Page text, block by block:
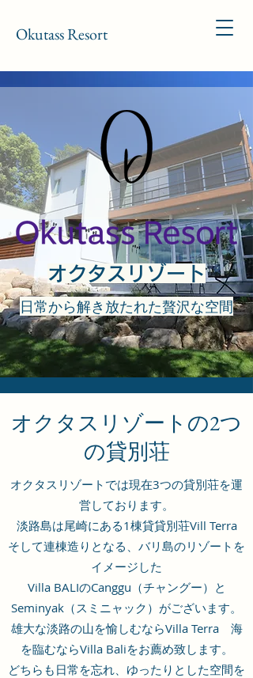
Okutass Resort
オクタスリゾート
日常から解き放たれた贅沢な空間
オクタスリゾートの2つ
の貸別荘
オクタスリゾートでは現在3つの貸別荘を運
営しております。
淡路島は尾崎にある1棟貸貸別荘Vill Terra
そして連棟造りとなる、バリ島のリゾートを
イメージした
Villa BALIのCanggu（チャングー）と
Seminyak（スミニャック）がございます。
雄大な淡路の山を愉しむならVilla Terra 海
を臨むならVilla Baliをお薦め致します。
​どちらも日常を忘れ、ゆったりとした空間を